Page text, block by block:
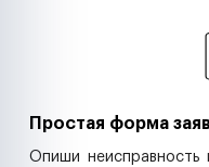
Простая форма
Опиши неисправность